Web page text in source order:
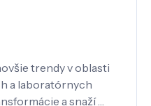
trendy v oblasti
a laboratórnych
a snaží …